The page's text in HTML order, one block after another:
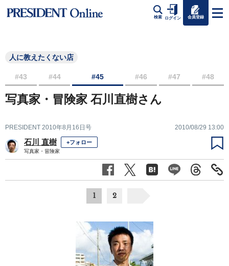
検索 ログイン 会員登録
人に教えたくない店
#43 #44 #45 #46 #47 #48
写真家・冒険家 石川直樹さん
PRESIDENT 2010年8月16日号 2010/08/29 13:00
石川 直樹 +フォロー
写真家・冒険家
1 2